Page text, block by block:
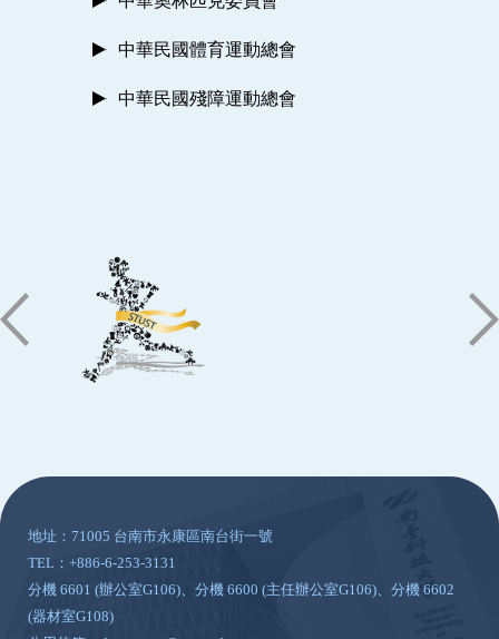
中華民國體育運動總會
中華民國殘障運動總會
地址：71005 台南市永康區南台街一號
TEL：+886-6-253-3131
分機 6601 (辦公室G106)、分機 6600 (主任辦公室G106)、分機 6602
(器材室G108)